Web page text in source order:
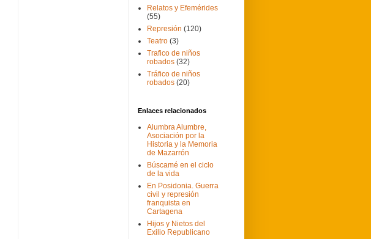
Relatos y Efemérides
(55)
Represión (120)
Teatro (3)
Trafico de niños
robados (32)
Tráfico de niños
robados (20)
Enlaces relacionados
Alumbra Alumbre,
Asociación por la
Historia y la Memoria
de Mazarrón
Búscamé en el ciclo
de la vida
En Posidonia. Guerra
civil y represión
franquista en
Cartagena
Hijos y Nietos del
Exilio Republicano